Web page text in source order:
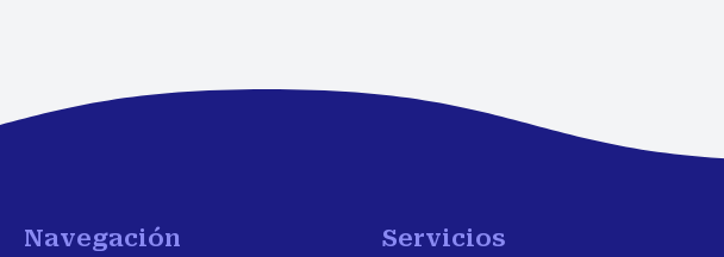
Navegación Servicios